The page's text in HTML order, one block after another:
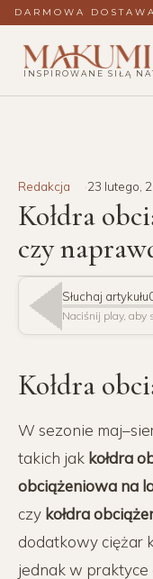
DARMOWA
INSPIROWANE SIŁĄ
Redakcja 23 lutego,
Kołdra
czy
Słuchaj artykułu
Naciśnij play, aby
Kołdra
W sezonie
takich jak kołdra
obciążeniowa na
czy kołdra
dodatkowy ciężar
jednak w praktyce